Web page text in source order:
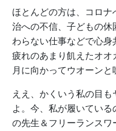
ほとんどの方は、コロ
治への不信、子どもの
わらない仕事などで心身
疲れのあまり飢えたオオ
月に向かってウオーン
ええ、かくいう私の目
よ。今、私が履いてい
の先生＆フリーランス